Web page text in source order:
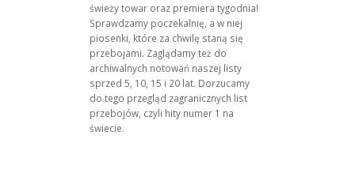
świeży towar oraz premiera tygodnia!
Sprawdzamy poczekalnię, a w niej
piosenki, które za chwilę staną się
przebojami. Zaglądamy też do
archiwalnych notowań naszej listy
sprzed 5, 10, 15 i 20 lat. Dorzucamy
do tego przegląd zagranicznych list
przebojów, czyli hity numer 1 na
świecie.